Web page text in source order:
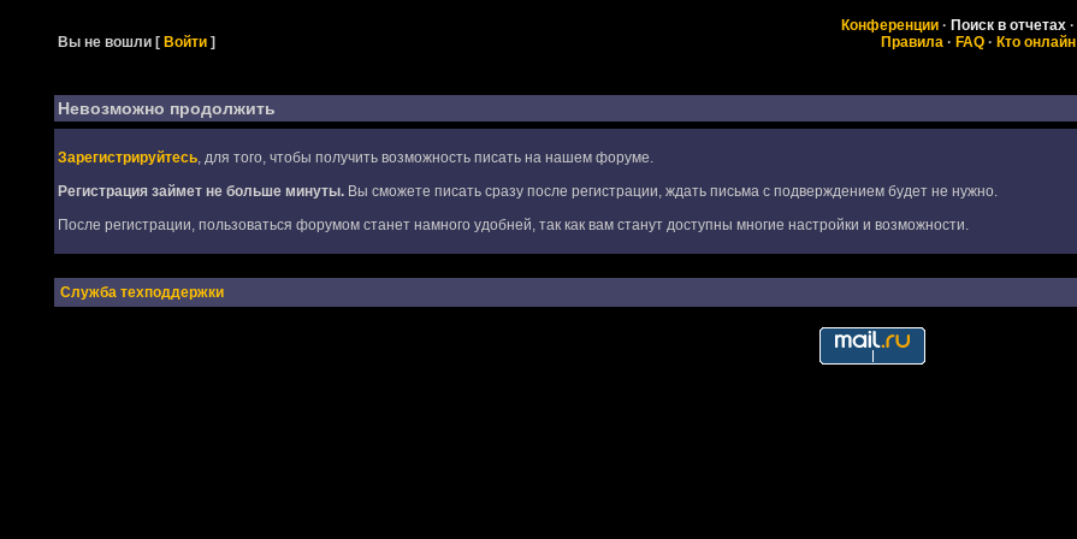
Вы не вошли [Войти ]
Конференции· Поиск в отчетах·
Правила · FAQ · Кто онлайн
Невозможно продолжить
Зарегистрируйтесь, для того, чтобы получить возможность писать на нашем форуме.
Регистрация займет не больше минуты.Вы сможете писать сразу после регистрации, ждать письма с подверждением будет не нужно.
После регистрации, пользоваться форумом станет намного удобней, так как вам станут доступны многие настройки и возможности.
Служба техподдержки